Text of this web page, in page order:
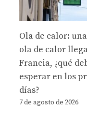
Ola de calor:
ola de calor
Francia, ¿qué
esperar en los
días?
7 de agosto de 2026